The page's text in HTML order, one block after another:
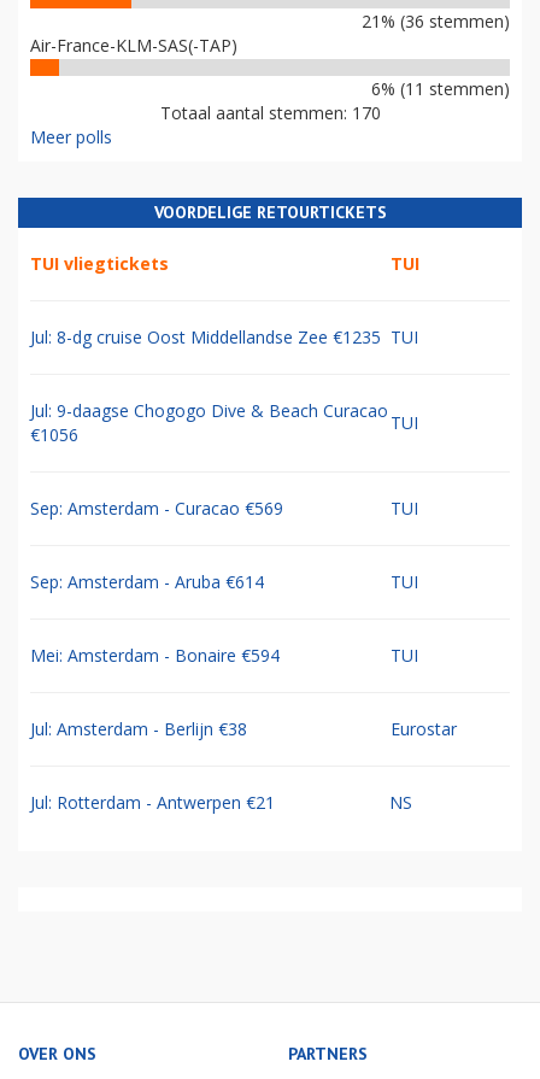
21% (36 stemmen)
Air-France-KLM-SAS(-TAP)
6% (11 stemmen)
Totaal aantal stemmen: 170
Meer polls
VOORDELIGE RETOURTICKETS
TUI vliegtickets TUI
Jul: 8-dg cruise Oost Middellandse Zee €1235 TUI
Jul: 9-daagse Chogogo Dive & Beach Curacao
€1056
TUI
Sep: Amsterdam - Curacao €569 TUI
Sep: Amsterdam - Aruba €614 TUI
Mei: Amsterdam - Bonaire €594 TUI
Jul: Amsterdam - Berlijn €38 Eurostar
Jul: Rotterdam - Antwerpen €21 NS
OVER ONS PARTNERS